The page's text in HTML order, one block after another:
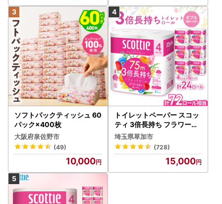
ソフトパックティッシュ 60
パック×400枚
大阪府泉佐野市
(49)
10,000
トイレットペーパー スコッ
ティ 3倍長持ち フラワーパ
ック 4ロール×6P
埼玉県草加市
(728)
15,000